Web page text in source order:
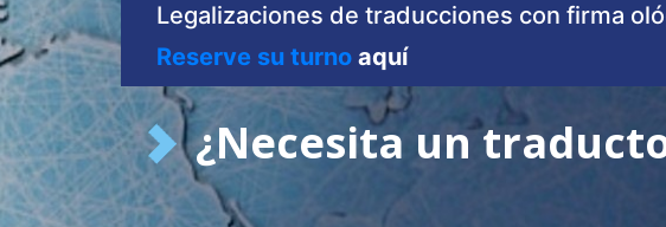
Legalizaciones de traducciones con firma
Reserve su turno aquí
¿Necesita un